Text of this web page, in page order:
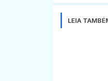
LEIA